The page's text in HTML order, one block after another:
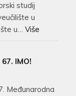
studij
u
u… Više
IMO!
Međunarodna